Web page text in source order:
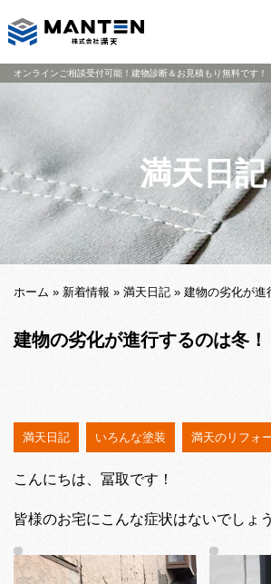
オンラインご相談受付可能！建物診断＆お見積もり無料です！
満天日記
ホーム » 新着情報 » 満天日記 » 建物の劣化が進
建物の劣化が進行するのは冬！
満天日記 いろんな塗装 満天のリフォ
こんにちは、冨取です！
皆様のお宅にこんな症状はないでしょ